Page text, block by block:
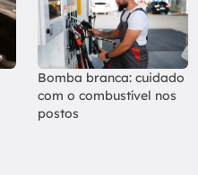
Bomba branca: cuidado
com o combustível nos
postos